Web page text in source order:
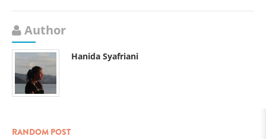
Author
Hanida Syafriani
RANDOM POST